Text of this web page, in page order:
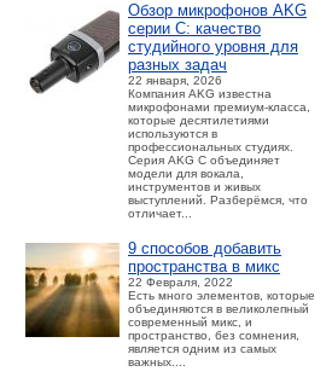
Обзор микрофонов AKG
серии C: качество
студийного уровня для
разных задач
22 января, 2026
Компания AKG известна
микрофонами премиум-класса,
которые десятилетиями
используются в
профессиональных студиях.
Серия AKG C объединяет
модели для вокала,
инструментов и живых
выступлений. Разберёмся, что
отличает...
9 способов добавить
пространства в микс
22 Февраля, 2022
Есть много элементов, которые
объединяются в великолепный
современный микс, и
пространство, без сомнения,
является одним из самых
важных....